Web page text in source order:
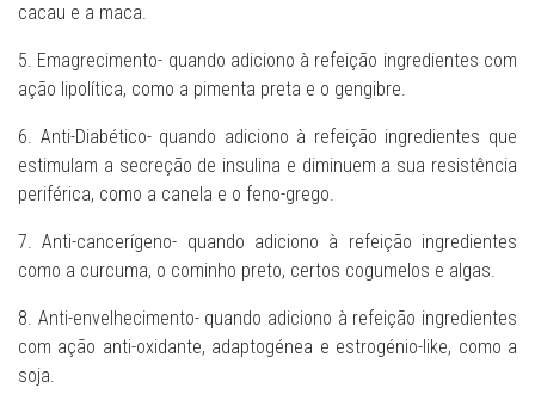
cacau e a maca.
5. Emagrecimento- quando adiciono à refeição ingredientes com
ação lipolítica, como a pimenta preta e o gengibre.
6. Anti-Diabético- quando adiciono à refeição ingredientes que
estimulam a secreção de insulina e diminuem a sua resistência
periférica, como a canela e o feno-grego.
7. Anti-cancerígeno- quando adiciono à refeição ingredientes
como a curcuma, o cominho preto, certos cogumelos e algas.
8. Anti-envelhecimento- quando adiciono à refeição ingredientes
com ação anti-oxidante, adaptogénea e estrogénio-like, como a
soja.